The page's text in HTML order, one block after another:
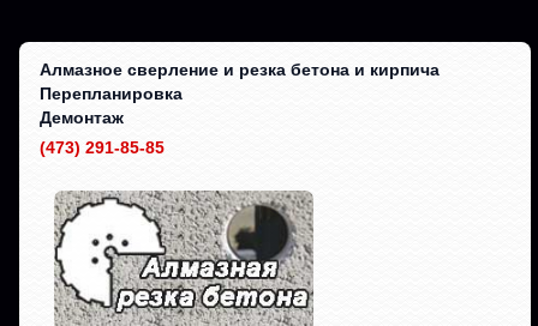
Алмазное сверление и резка бетона и кирпича
Перепланировка
Демонтаж
(473) 291-85-85